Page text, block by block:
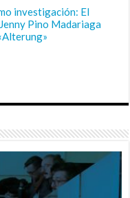
investigación: El
Pino Madariaga